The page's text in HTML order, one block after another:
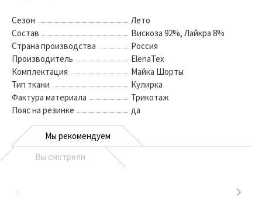
Сезон
Лето
Состав
Вискоза 92%, Лайкра 8%
Страна производства
Россия
Производитель
ElenaTex
Комплектация
Майка Шорты
Тип ткани
Кулирка
Фактура материала
Трикотаж
Пояс на резинке
да
Мы рекомендуем
Вы смотрели